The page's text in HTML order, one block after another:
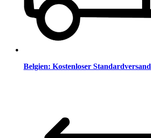
Belgien: Kostenloser Standardversand